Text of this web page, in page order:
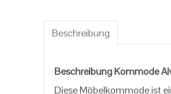
Beschreibung
Beschreibung Kommode
Diese Möbelkommode ist